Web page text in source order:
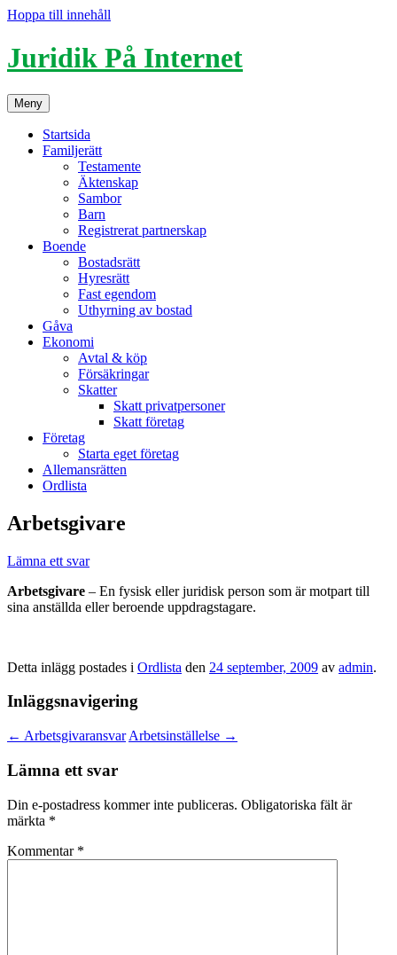
Hoppa till innehåll
Juridik På Internet
Meny
Startsida
Familjerätt
Testamente
Äktenskap
Sambor
Barn
Registrerat partnerskap
Boende
Bostadsrätt
Hyresrätt
Fast egendom
Uthyrning av bostad
Gåva
Ekonomi
Avtal & köp
Försäkringar
Skatter
Skatt privatpersoner
Skatt företag
Företag
Starta eget företag
Allemansrätten
Ordlista
Arbetsgivare
Lämna ett svar
Arbetsgivare – En fysisk eller juridisk person som är motpart till
sina anställda eller beroende uppdragstagare.
Detta inlägg postades i Ordlista den 24 september, 2009 av admin.
Inläggsnavigering
← Arbetsgivaransvar Arbetsinställelse →
Lämna ett svar
Din e-postadress kommer inte publiceras. Obligatoriska fält är
märkta *
Kommentar *